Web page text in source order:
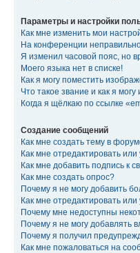
Параметры и настройки
Как мне изменить мои
На конференции
Я изменил часовой пояс, но
Моего языка нет в списке!
Как я могу поместить
Что такое звание и как я могу
Когда я щёлкаю по ссылке
Создание сообщений
Как мне создать тему в
Как мне отредактировать
Как мне добавить подпись к
Как мне создать опрос?
Почему я не могу добавить
Как мне отредактировать
Почему мне недоступны
Почему я не могу добавлять
Почему я получил
Как мне пожаловаться на